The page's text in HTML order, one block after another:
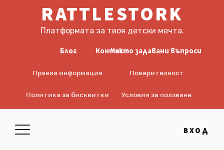
ВХОД
RATTLESTORK
Платформата за твоя детски мечта.
Блог Контакт
Често задавани въпроси
Правна информация Поверителност
Политика за бисквитки Условия за ползване